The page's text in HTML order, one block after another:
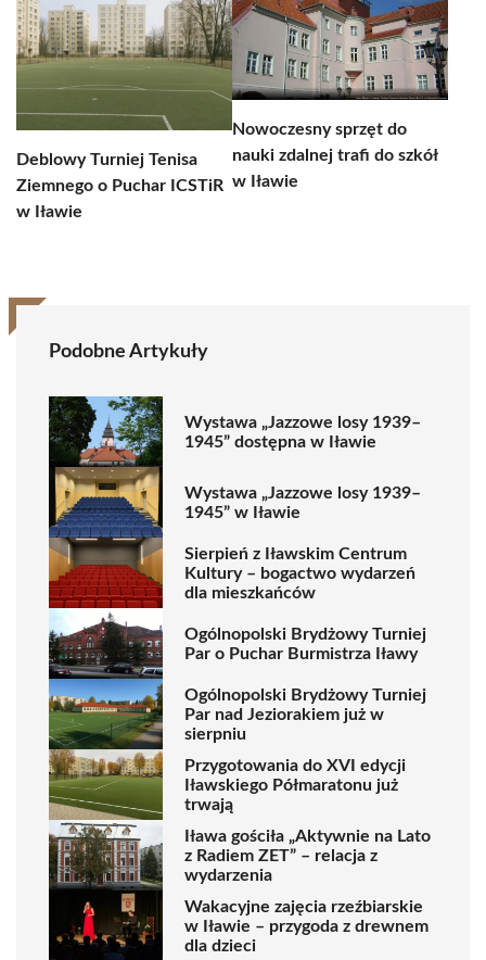
Deblowy Turniej Tenisa
Ziemnego o Puchar ICSTiR
w Iławie
Nowoczesny sprzęt do
nauki zdalnej trafi do szkół
w Iławie
Podobne Artykuły
Wystawa „Jazzowe losy 1939–
1945” dostępna w Iławie
Wystawa „Jazzowe losy 1939–
1945” w Iławie
Sierpień z Iławskim Centrum
Kultury – bogactwo wydarzeń
dla mieszkańców
Ogólnopolski Brydżowy Turniej
Par o Puchar Burmistrza Iławy
Ogólnopolski Brydżowy Turniej
Par nad Jeziorakiem już w
sierpniu
Przygotowania do XVI edycji
Iławskiego Półmaratonu już
trwają
Iława gościła „Aktywnie na Lato
z Radiem ZET” – relacja z
wydarzenia
Wakacyjne zajęcia rzeźbiarskie
w Iławie – przygoda z drewnem
dla dzieci